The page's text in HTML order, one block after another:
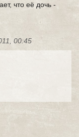
что её дочь -
00:45